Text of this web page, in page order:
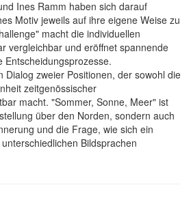
Ines Ramm haben sich darauf
Motiv jeweils auf ihre eigene Weise zu
macht die individuellen
vergleichbar und eröffnet spannende
Entscheidungsprozesse.
Dialog zweier Positionen, der sowohl die
zeitgenössischer
macht. "Sommer, Sonne, Meer" ist
über den Norden, sondern auch
und die Frage, wie sich ein
Bildsprachen